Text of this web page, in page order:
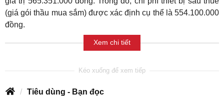
(giá gói thầu mua sắm) được xác định cụ thể là 554.100.000
đồng.
Xem chi tiết
Tiêu dùng - Bạn đọc